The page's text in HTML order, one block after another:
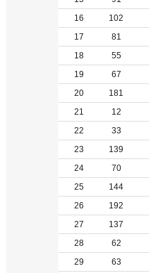
16
102
17
81
18
55
19
67
20
181
21
12
22
33
23
139
24
70
25
144
26
192
27
137
28
62
29
63